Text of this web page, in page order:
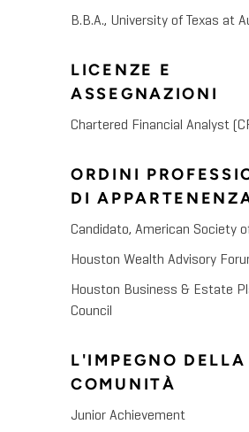
B.B.A., University of Texas at
LICENZE E
ASSEGNAZIONI
Chartered Financial Analyst
ORDINI
DI
Candidato, American Society
Houston Wealth Advisory
Houston Business & Estate
Council
L'IMPEGNO DELLA
COMUNITÀ
Junior Achievement